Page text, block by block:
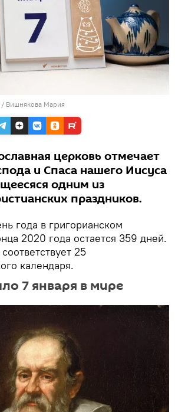
Вишнякова Мария
церковь отмечает
и Спаса нашего Иисуса
одним из
праздников.
года в григорианском
2020 года остается 359 дней.
25
календаря.
7 января в мире